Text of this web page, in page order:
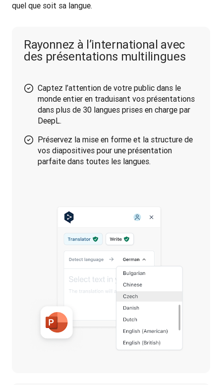
quel que soit sa langue.
Rayonnez à l’international avec
des présentations multilingues
Captez l’attention de votre public dans le
monde entier en traduisant vos présentations
dans plus de 30 langues prises en charge par
DeepL.
Préservez la mise en forme et la structure de
vos diapositives pour une présentation
parfaite dans toutes les langues.